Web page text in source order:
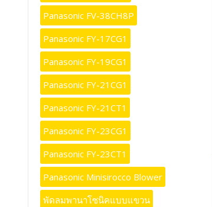
Panasonic FV-38CH8P
Panasonic FY-17CG1
Panasonic FY-19CG1
Panasonic FY-21CG1
Panasonic FY-21CT1
Panasonic FY-23CG1
Panasonic FY-23CT1
Panasonic Minisirocco Blower
พัดลมพานาโซนิคแบบแขวน